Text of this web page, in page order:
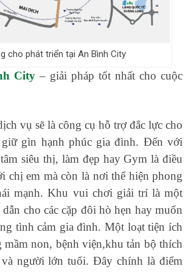
cho phát triển tại An Bình City
City– giải pháp tốt nhất cho cuộc
vụ sẽ là công cụ hỗ trợ đắc lực cho
gìn hạnh phúc gia đình. Đến với
siêu thị, làm đẹp hay Gym là điều
chị em mà còn là nơi thể hiện phong
mạnh. Khu vui chơi giải trí là một
cho các cặp đôi hò hẹn hay muốn
tình cảm gia đình. Một loạt tiện ích
mầm non, bệnh viện,khu tản bộ thích
người lớn tuổi. Đây chính là điểm